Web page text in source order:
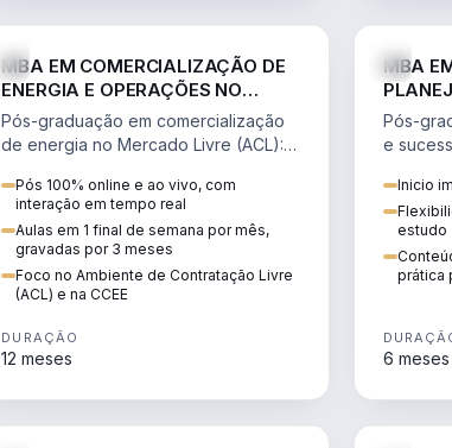
MBA EM COMERCIALIZAÇÃO DE
ENERGIA E OPERAÇÕES NO
MERCADO LIVRE
Pós-graduação em comercialização
de energia no Mercado Livre (ACL):
risco e migração de clientes.
Pós 100% online e ao vivo, com
interação em tempo real
Aulas em 1 final de semana por mês,
gravadas por 3 meses
Foco no Ambiente de Contratação Livre
(ACL) e na CCEE
DURAÇÃO
12 meses
MBA
Pós-
e
Inicio
estudo
prática
6 meses